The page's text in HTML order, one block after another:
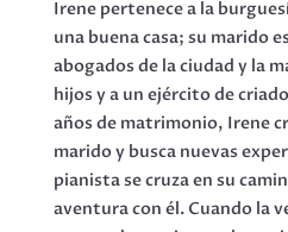
Irene pertenece a la
una buena casa; su marido
abogados de la ciudad y la
hijos y a un ejército de
años de matrimonio, Irene
marido y busca nuevas
pianista se cruza en su
aventura con él. Cuando la